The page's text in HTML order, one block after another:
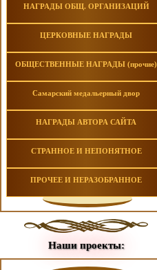
НАГРАДЫ ОБЩ. ОРГАНИЗАЦИЙ
ЦЕРКОВНЫЕ НАГРАДЫ
ОБЩЕСТВЕННЫЕ НАГРАДЫ (прочие)
Самарский медальерный двор
НАГРАДЫ АВТОРА САЙТА
СТРАННОЕ И НЕПОНЯТНОЕ
ПРОЧЕЕ И НЕРАЗОБРАННОЕ
Наши проекты: